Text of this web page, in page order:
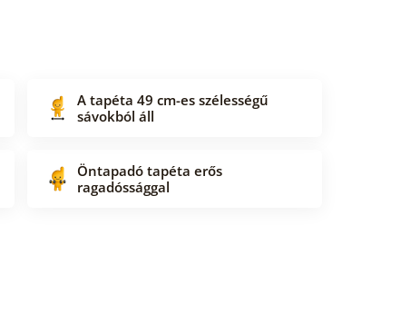
A tapéta 49 cm-es szélességű
sávokból áll
Öntapadó tapéta erős
ragadóssággal